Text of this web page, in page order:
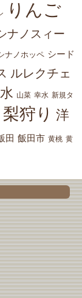
りんご
ナノスィー
ナノホッペ シード
ルレクチェ
山菜 幸水 新規タ
梨狩り 洋
田 飯田市 黄桃 黄